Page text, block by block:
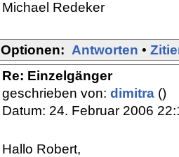
Michael Redeker
Optionen: Antworten •
Re: Einzelgänger
geschrieben von: dimitra ()
Datum: 24. Februar 2006
Hallo Robert,